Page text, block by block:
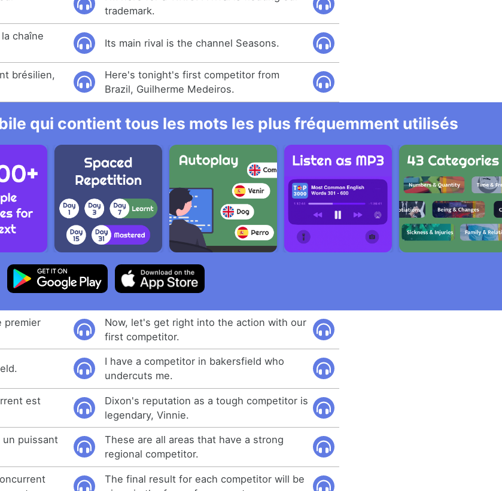
trademark.
chaîne
Its main rival is the channel Seasons.
brésilien,
Here's tonight's first competitor from
Brazil, Guilherme Medeiros.
qui contient tous les mots les plus fréquemment utilisés
premier
Now, let's get right into the action with our
first competitor.
I have a competitor in bakersfield who
undercuts me.
est
Dixon's reputation as a tough competitor is
legendary, Vinnie.
puissant
These are all areas that have a strong
regional competitor.
The final result for each competitor will be